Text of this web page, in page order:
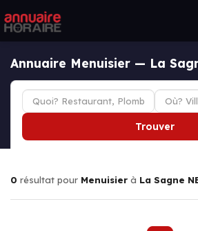
Annuaire Menuisier — La
Trouver
0 résultat pour Menuisier à La Sagne